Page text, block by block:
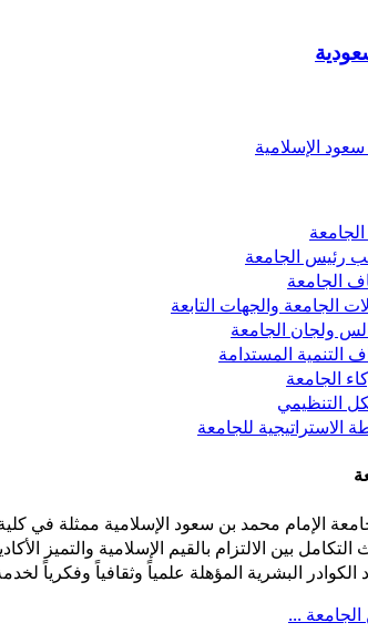
الإسلامية
رئيس الجامعة
الجامعة
الجامعة والجهات التابعة
ولجان الجامعة
التنمية المستدامة
الجامعة
التنظيمي
الاستراتيجية للجامعة
بين الالتزام بالقيم الإسلامية والتميز
الكوادر البشرية المؤهلة علمياً وثقافياً وفكرياً
...